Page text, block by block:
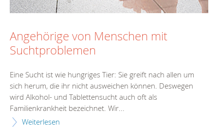
Angehörige von Menschen mit
Suchtproblemen
Eine Sucht ist wie hungriges Tier: Sie greift nach allen um
sich herum, die ihr nicht ausweichen können. Deswegen
wird Alkohol- und Tablettensucht auch oft als
Familienkrankheit bezeichnet. Wir...
Weiterlesen